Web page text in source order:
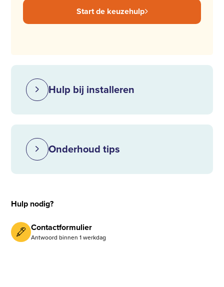
Start de keuzehulp
Hulp bij installeren
Onderhoud tips
Hulp nodig?
Contactformulier
Antwoord binnen 1 werkdag